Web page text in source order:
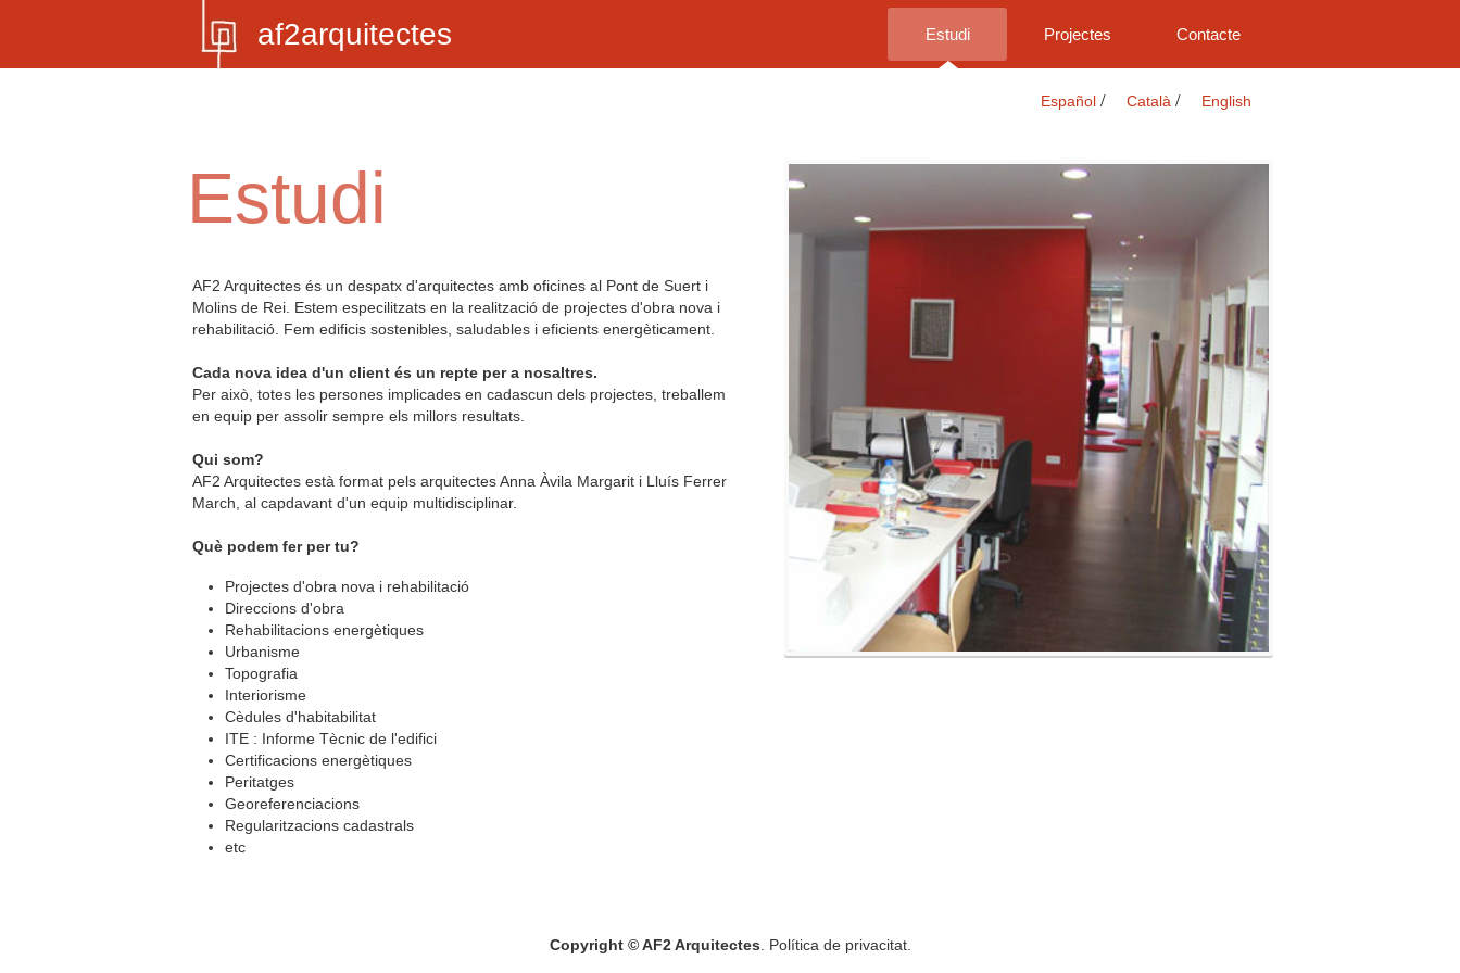
af2arquitectes Estudi Projectes Contacte
English
Català /
Español /
Estudi
AF2 Arquitectes és un despatx d'arquitectes amb oficines al Pont de Suert i
Molins de Rei. Estem especilitzats en la realització de projectes d'obra nova i
rehabilitació. Fem edificis sostenibles, saludables i eficients energèticament.
Cada nova idea d'un client és un repte per a nosaltres.
Per això, totes les persones implicades en cadascun dels projectes, treballem
en equip per assolir sempre els millors resultats.
Qui som?
AF2 Arquitectes està format pels arquitectes Anna Àvila Margarit i Lluís Ferrer
March, al capdavant d'un equip multidisciplinar.
Què podem fer per tu?
Projectes d'obra nova i rehabilitació
Direccions d'obra
Rehabilitacions energètiques
Urbanisme
Topografia
Interiorisme
Cèdules d'habitabilitat
ITE : Informe Tècnic de l'edifici
Certificacions energètiques
Peritatges
Georeferenciacions
Regularitzacions cadastrals
etc
Copyright © AF2 Arquitectes . Política de privacitat.